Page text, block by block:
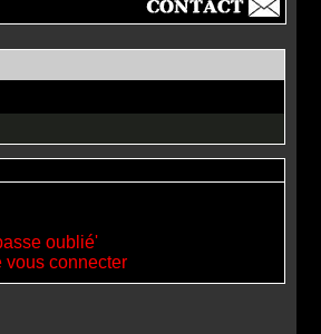
oublié'
vous connecter